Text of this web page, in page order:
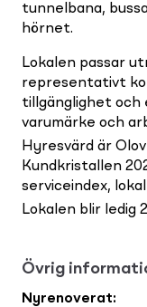
tunnelbana,
hörnet.
Lokalen passar
representativt
tillgänglighet och
varumärke och
Hyresvärd är
Kundkristallen
serviceindex,
Lokalen blir ledig
Övrig
Nyrenoverat: